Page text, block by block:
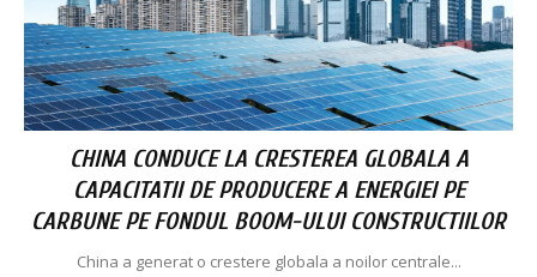
CHINA CONDUCE LA CRESTEREA GLOBALA A
CAPACITATII DE PRODUCERE A ENERGIEI PE
CARBUNE PE FONDUL BOOM-ULUI CONSTRUCTIILOR
China a generat o crestere globala a noilor centrale...